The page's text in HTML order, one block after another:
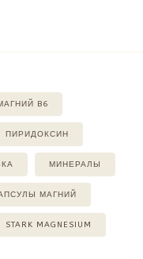
B6
ПИРИДОКСИН
МИНЕРАЛЫ
МАГНИЙ
STARK MAGNESIUM